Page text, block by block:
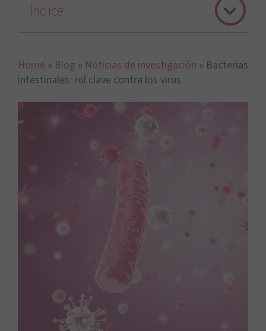
Home » Blog » Noticias de investigación » Bacterias
intestinales: rol clave contra los virus
Índice